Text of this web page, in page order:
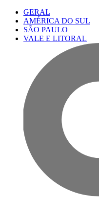
GERAL
AMÉRICA DO SUL
SÃO PAULO
VALE E LITORAL